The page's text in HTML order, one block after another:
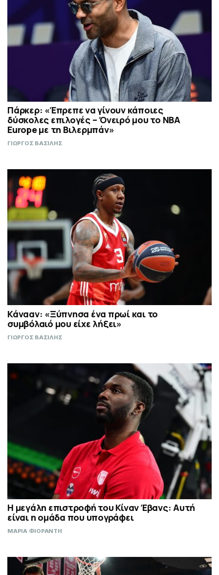
Πάρκερ: «Έπρεπε να γίνουν κάποιες
δύσκολες επιλογές – Όνειρό μου το NBA
Europe με τη Βιλερμπάν»
ΓΙΩΡΓΟΣ ΒΑΣΙΛΗΣ
Κάνααν: «Ξύπνησα ένα πρωί και το
συμβόλαιό μου είχε λήξει»
ΓΙΩΡΓΟΣ ΒΑΣΙΛΗΣ
Η μεγάλη επιστροφή του Κίναν Έβανς: Αυτή
είναι η ομάδα που υπογράφει
ΜΑΡΙΑ ΦΙΟΡΑΝΤΗ